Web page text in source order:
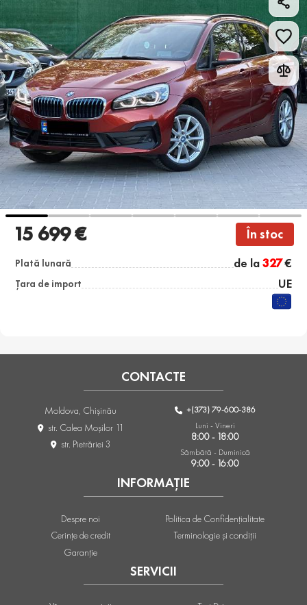
15 699 € În stoc
Plată lunară de la327€
Țara de import UE
SERVICII
INFORMAȚIE
Despre noi
Cerințe de credit
Garanție
Politica de Confidențialitate
Terminologie și condiții
CONTACTE
Moldova, Chişinău
str. Calea Moşilor 11
str. Pietrăriei 3
+(373) 79-600-386
Luni - Vineri
8:00 - 18:00
Sâmbătă - Duminică
9:00 - 16:00